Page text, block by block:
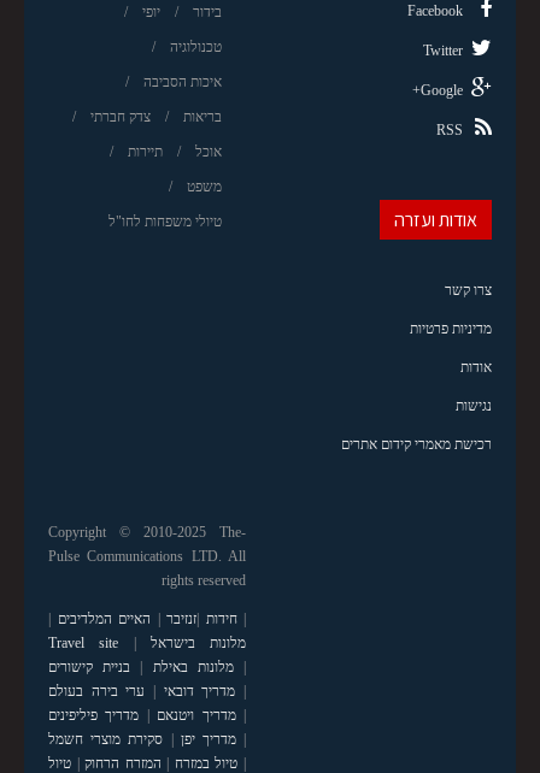
בידור יופי
טכנולוגיה
איכות הסביבה
בריאות צדק חברתי
אוכל תיירות
משפט
טיולי משפחות לחו"ל
Facebook
Twitter
Google+
RSS
אודות ועזרה
צרו קשר
מדיניות פרטיות
אודות
נגישות
רכישת מאמרי קידום אתרים
Copyright © 2010-2025 The-
Pulse Communications LTD. All
rights reserved
|חידות |זנזיבר | האיים המלדיבים |
מלונות בישראל |
Travel site
|מלונות באילת | בניית קישורים
| מדריך דובאי | ערי בירה בעולם
|מדריך ויטנאם | מדריך פיליפינים
|מדריך יפן | סקירת מוצרי חשמל
| טיול במזרח | המזרח הרחוק| טיול